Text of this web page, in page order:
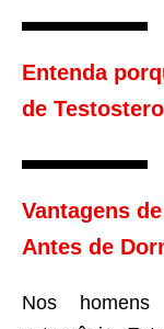
Entenda
de
Vantagens
Antes de
Nos